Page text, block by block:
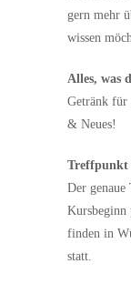
gern mehr
wissen
Alles, was
Getränk für
& Neues!
Der
finden in
statt.